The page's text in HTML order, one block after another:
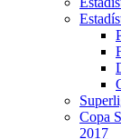
Copa
2017